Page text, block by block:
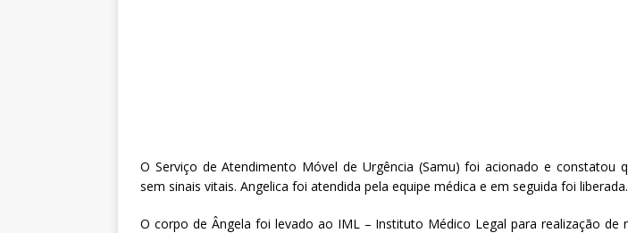
O Serviço de Atendimento Móvel de Urgência (Samu) foi acionado e constatou
sem sinais vitais. Angelica foi atendida pela equipe médica e em seguida foi liberada.
O corpo de Ângela foi levado ao IML – Instituto Médico Legal para realização de